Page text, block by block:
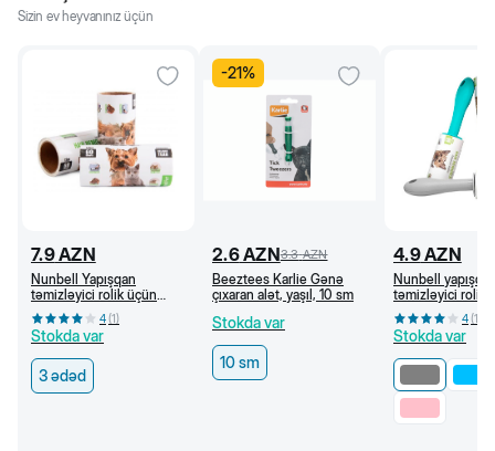
Sizin ev heyvanınız üçün
7.9AZN
Nunbell Yapışqan
təmizləyici rolik üçün
dəyişmə başlıqlar, 3x60
list
4(1)
Stokda var
3 ədəd
-21%
2.6AZN3.3 AZN
Beeztees Karlie Gənə
çıxaran alət, yaşıl, 10 sm
Stokda var
10 sm
4.9AZN
Nunbell
təmizləyici rolik,
4(1
Stokda var